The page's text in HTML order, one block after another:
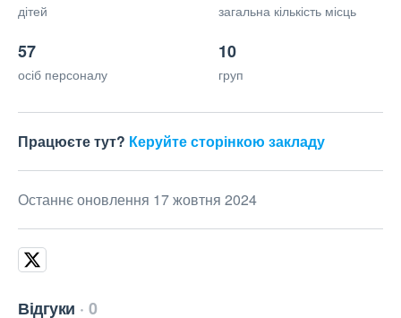
дітей загальна кількість місць
57
осіб персоналу
10
груп
Працюєте тут? Керуйте сторінкою закладу
Останнє оновлення 17 жовтня 2024
Відгуки 0